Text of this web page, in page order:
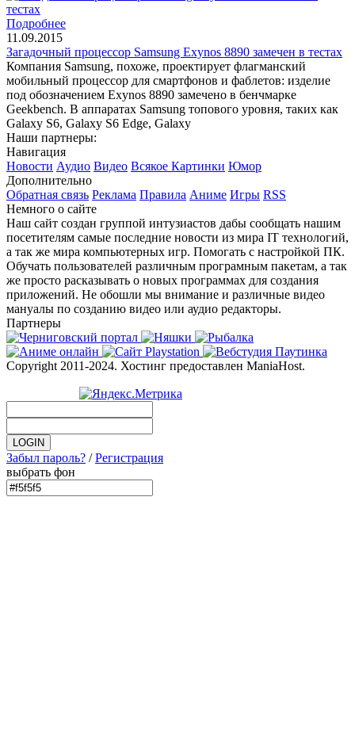
Подробнее
11.09.2015
Загадочный процессор Samsung Exynos 8890 замечен в тестах
Компания Samsung, похоже, проектирует флагманский
мобильный процессор для смартфонов и фаблетов: изделие
под обозначением Exynos 8890 замечено в бенчмарке
Geekbench. В аппаратах Samsung топового уровня, таких как
Galaxy S6, Galaxy S6 Edge, Galaxy
Наши партнеры:
Навигация
Новости Аудио Видео Всякое Картинки Юмор
Дополнительно
Обратная связь Реклама Правила Аниме Игры RSS
Немного о сайте
Наш сайт создан группой интузиастов дабы сообщать нашим
посетителям самые последние новости из мира IT технологий,
а так же мира компьютерных игр. Помогать с настройкой ПК.
Обучать пользователей различным програмным пакетам, а так
же просто расказывать о новых программах для создания
приложений. Не обошли мы внимание и различные видео
мануалы по созданию видео или аудио редакторы.
Партнеры
Copyright 2011-2024. Хостинг предоставлен ManiaHost.
Забыл пароль? /Регистрация
выбрать фон